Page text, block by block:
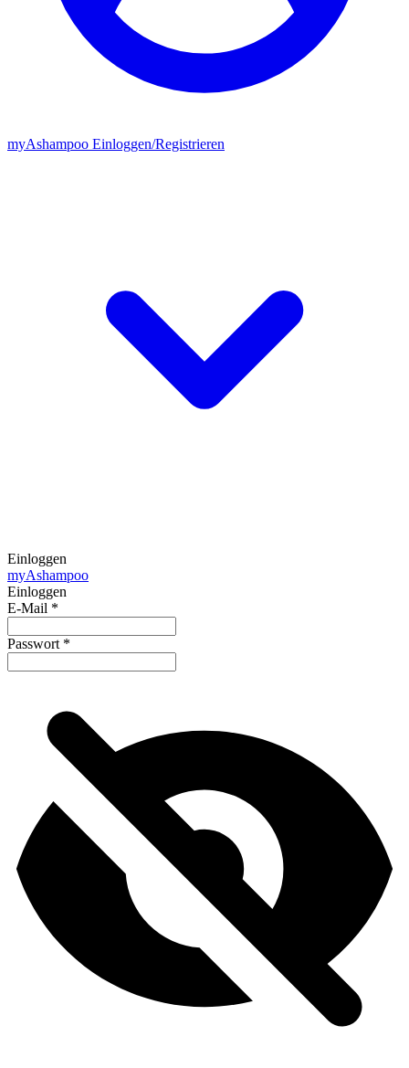
myAshampoo Einloggen/Registrieren
Einloggen
myAshampoo
Einloggen
E-Mail *
Passwort *